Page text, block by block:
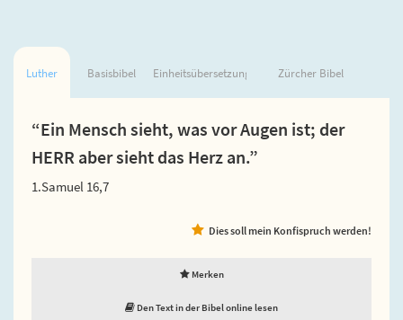
Luther Basisbibel Einheitsübersetzung Zürcher Bibel
“Ein Mensch sieht, was vor Augen ist; der
HERR aber sieht das Herz an.”
1.Samuel 16,7
Dies soll mein Konfispruch werden!
Merken
Den Text in der Bibel online lesen